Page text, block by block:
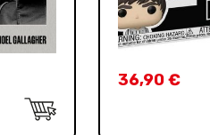
36,90€